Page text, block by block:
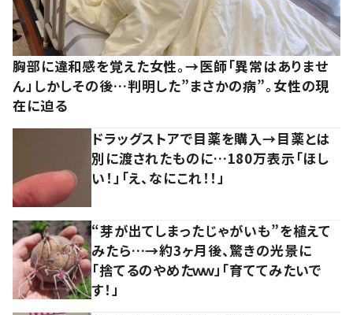
胸部に違和感を覚えた女性。→医師「異常はありませ
ん」しかしその後…判明した”まさかの病”。女性の現
在に迫る
ドラッグストアで目薬を購入→目薬とは
別に渡されたものに…180万表示「ほし
い！」「え、なにこれ！！」
“芽が出てしまったじゃがいも”を植えて
みたら…→約3ヶ月後、驚きの光景に
「捨てるのやめたｗｗ」「育ててみたいで
す！」